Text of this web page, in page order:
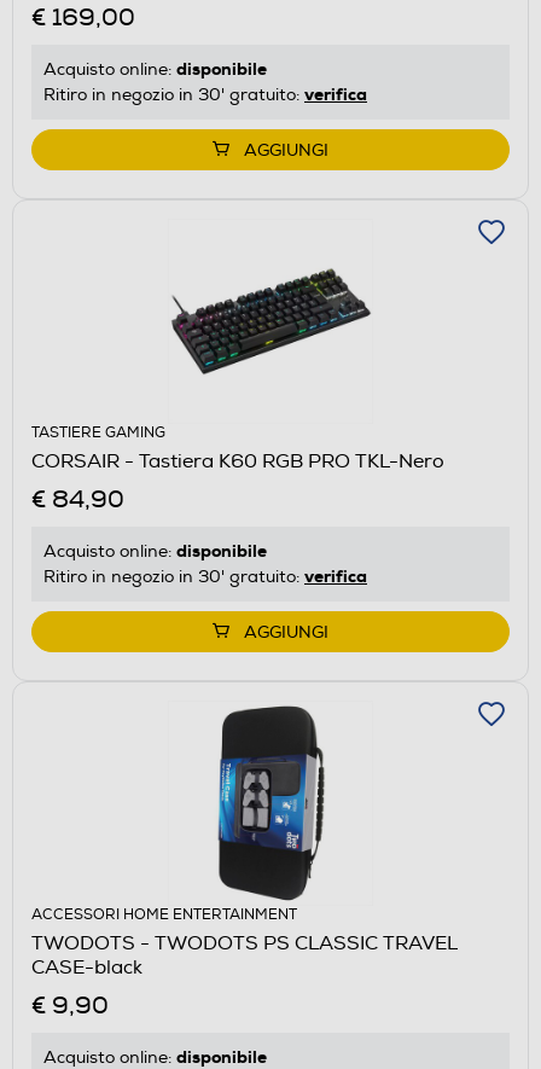
€ 169,00
Acquisto online: disponibile
Ritiro in negozio in 30' gratuito: verifica
AGGIUNGI
TASTIERE GAMING
CORSAIR - Tastiera K60 RGB PRO TKL-Nero
€ 84,90
Acquisto online: disponibile
Ritiro in negozio in 30' gratuito: verifica
AGGIUNGI
ACCESSORI HOME ENTERTAINMENT
TWODOTS - TWODOTS PS CLASSIC TRAVEL
CASE-black
€ 9,90
Acquisto online: disponibile